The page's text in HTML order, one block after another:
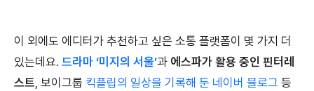
이 외에도 에디터가 추천하고 싶은 소통 플랫폼이 몇 가지 더
있는데요. 드라마 ‘미지의 서울’과 에스파가 활용 중인 핀터레
스트 , 보이그룹 킥플립의 일상을 기록해 둔 네이버 블로그 등